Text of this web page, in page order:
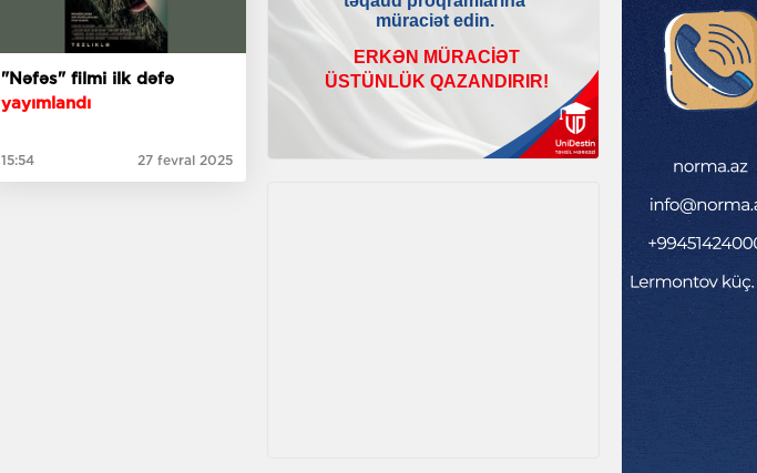
"Nəfəs" filmi ilk dəfə
yayımlandı
15:54 27 fevral 2025